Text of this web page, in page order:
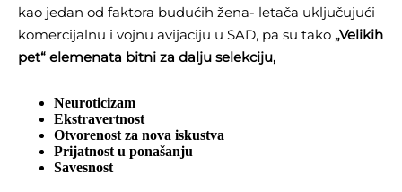
kao jedan od faktora budućih žena- letača uključujući
komercijalnu i vojnu avijaciju u SAD, pa su tako „Velikih
pet“ elemenata bitni za dalju selekciju,
Neuroticizam
Ekstravertnost
Otvorenost za nova iskustva
Prijatnost u ponašanju
Savesnost